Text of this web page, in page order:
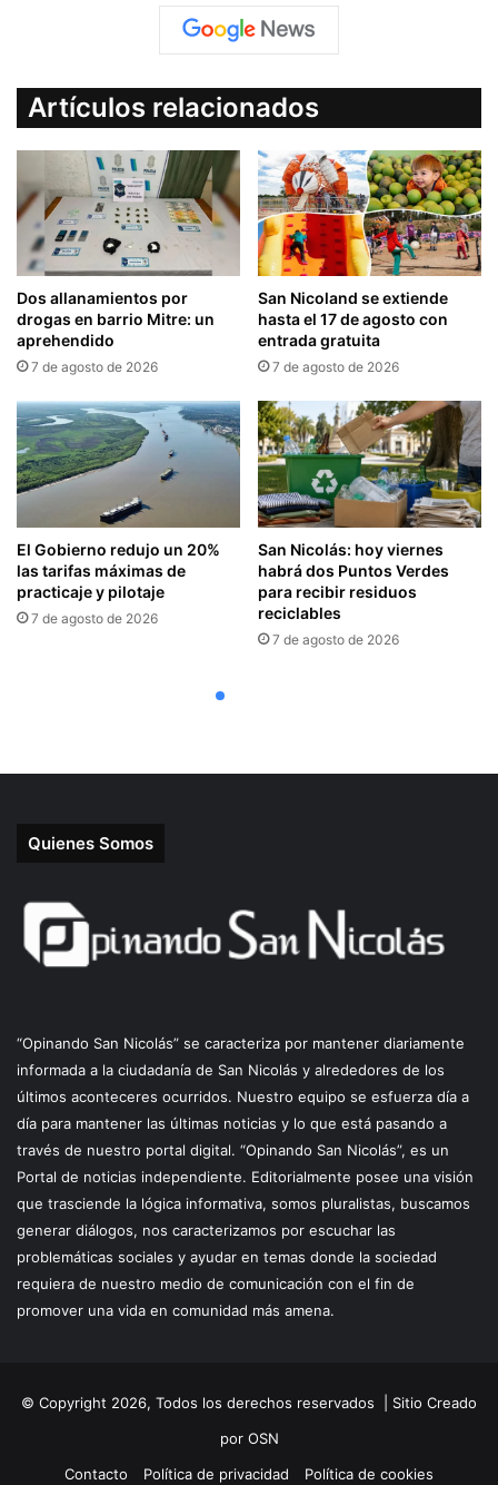
Quienes Somos
“Opinando San Nicolás” se caracteriza por mantener diariamente
informada a la ciudadanía de San Nicolás y alrededores de los
últimos aconteceres ocurridos. Nuestro equipo se esfuerza día a
día para mantener las últimas noticias y lo que está pasando a
través de nuestro portal digital. “Opinando San Nicolás”, es un
Portal de noticias independiente. Editorialmente posee una visión
que trasciende la lógica informativa, somos pluralistas, buscamos
generar diálogos, nos caracterizamos por escuchar las
problemáticas sociales y ayudar en temas donde la sociedad
requiera de nuestro medio de comunicación con el fin de
promover una vida en comunidad más amena.
© Copyright 2026, Todos los derechos reservados | Sitio Creado
por OSN
Contacto
Política de privacidad Política de cookies